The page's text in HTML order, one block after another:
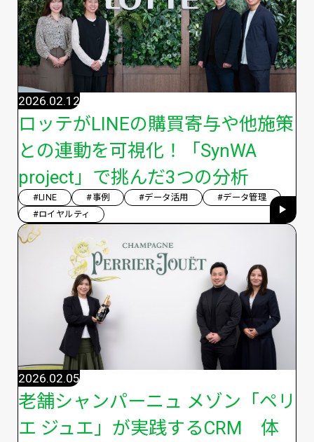
ロッテがLINEの購買寄与や他施策
との連動を可視化！「SynWA
project」で挑んだ3つの分析
2026.02.12
#LINE #事例 #データ活用
#データ管理
#ロイヤルティ
老舗シャンパーニュ メゾン「ペリ
エ ジュエ」が実践するCRM 体
2026.02.05